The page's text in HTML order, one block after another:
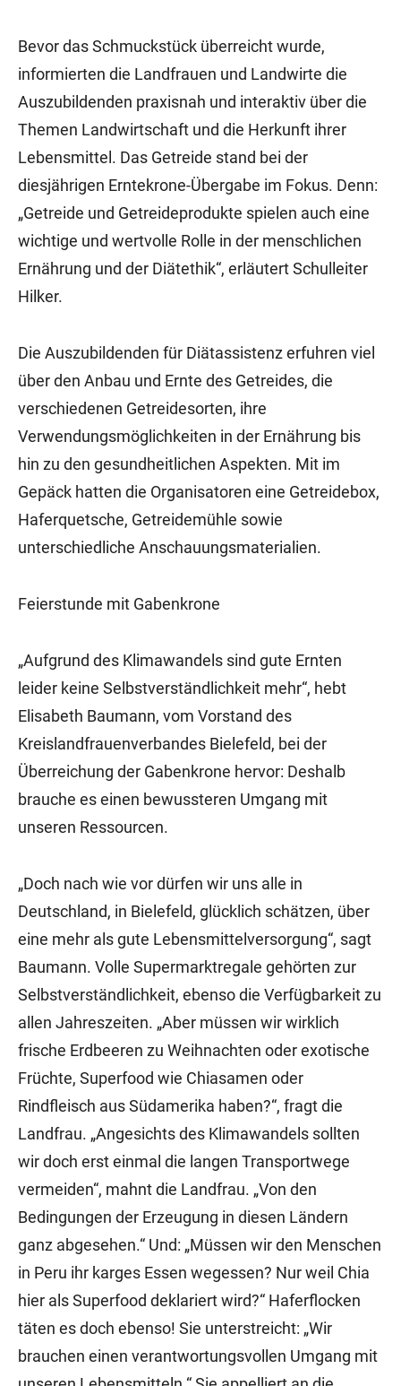
Bevor das Schmuckstück überreicht wurde,
informierten die Landfrauen und Landwirte die
Auszubildenden praxisnah und interaktiv über die
Themen Landwirtschaft und die Herkunft ihrer
Lebensmittel. Das Getreide stand bei der
diesjährigen Erntekrone-Übergabe im Fokus. Denn:
„Getreide und Getreideprodukte spielen auch eine
wichtige und wertvolle Rolle in der menschlichen
Ernährung und der Diätethik“, erläutert Schulleiter
Hilker.
Die Auszubildenden für Diätassistenz erfuhren viel
über den Anbau und Ernte des Getreides, die
verschiedenen Getreidesorten, ihre
Verwendungsmöglichkeiten in der Ernährung bis
hin zu den gesundheitlichen Aspekten. Mit im
Gepäck hatten die Organisatoren eine Getreidebox,
Haferquetsche, Getreidemühle sowie
unterschiedliche Anschauungsmaterialien.
Feierstunde mit Gabenkrone
„Aufgrund des Klimawandels sind gute Ernten
leider keine Selbstverständlichkeit mehr“, hebt
Elisabeth Baumann, vom Vorstand des
Kreislandfrauenverbandes Bielefeld, bei der
Überreichung der Gabenkrone hervor: Deshalb
brauche es einen bewussteren Umgang mit
unseren Ressourcen.
„Doch nach wie vor dürfen wir uns alle in
Deutschland, in Bielefeld, glücklich schätzen, über
eine mehr als gute Lebensmittelversorgung“, sagt
Baumann. Volle Supermarktregale gehörten zur
Selbstverständlichkeit, ebenso die Verfügbarkeit zu
allen Jahreszeiten. „Aber müssen wir wirklich
frische Erdbeeren zu Weihnachten oder exotische
Früchte, Superfood wie Chiasamen oder
Rindfleisch aus Südamerika haben?“, fragt die
Landfrau. „Angesichts des Klimawandels sollten
wir doch erst einmal die langen Transportwege
vermeiden“, mahnt die Landfrau. „Von den
Bedingungen der Erzeugung in diesen Ländern
ganz abgesehen.“ Und: „Müssen wir den Menschen
in Peru ihr karges Essen wegessen? Nur weil Chia
hier als Superfood deklariert wird?“ Haferflocken
täten es doch ebenso! Sie unterstreicht: „Wir
brauchen einen verantwortungsvollen Umgang mit